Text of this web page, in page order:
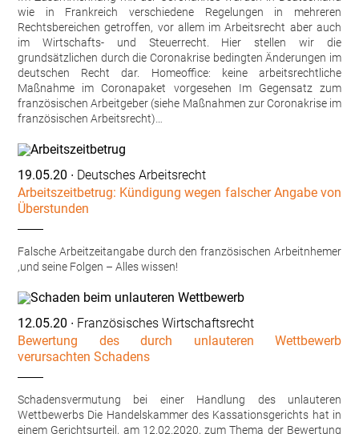
wie in Frankreich verschiedene Regelungen in mehreren
Rechtsbereichen getroffen, vor allem im Arbeitsrecht aber auch
im Wirtschafts- und Steuerrecht. Hier stellen wir die
grundsätzlichen durch die Coronakrise bedingten Änderungen im
deutschen Recht dar. Homeoffice: keine arbeitsrechtliche
Maßnahme im Coronapaket vorgesehen Im Gegensatz zum
französischen Arbeitgeber (siehe Maßnahmen zur Coronakrise im
französischen Arbeitsrecht)…
19.05.20 ∙ Deutsches Arbeitsrecht
Arbeitszeitbetrug: Kündigung wegen falscher Angabe von
Überstunden
Falsche Arbeitzeitangabe durch den französischen Arbeitnhemer
,und seine Folgen – Alles wissen!
12.05.20 ∙ Französisches Wirtschaftsrecht
Bewertung des durch unlauteren Wettbewerb
verursachten Schadens
Schadensvermutung bei einer Handlung des unlauteren
Wettbewerbs Die Handelskammer des Kassationsgerichts hat in
einem Gerichtsurteil, am 12.02.2020, zum Thema der Bewertung